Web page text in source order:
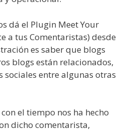
dá el Plugin Meet Your
a tus Comentaristas) desde
es saber que blogs
blogs están relacionados,
sociales entre algunas otras
el tiempo nos ha hecho
dicho comentarista,